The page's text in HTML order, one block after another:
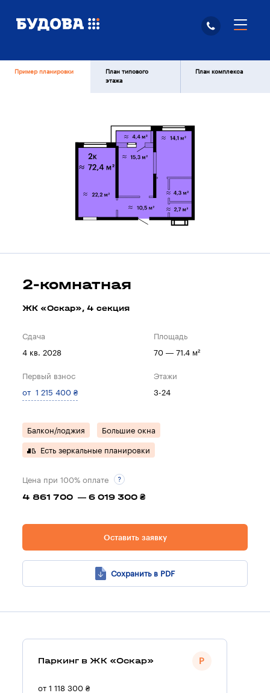
Пример планировки
План типового
этажа
План комплекса
2-комнатная
ЖК «Оскар», 4 секция
Сдача
4 кв. 2028
Площадь
70 — 71.4 м²
Первый взнос
от 1 215 400 ₴
Этажи
3-24
Балкон/лоджия Большие окна
Есть зеркальные планировки
Цена при 100% оплате
4 861 700 — 6 019 300 ₴
Оставить заявку
Сохранить в PDF
Паркинг в ЖК «Оскар»
от 1 118 300 ₴